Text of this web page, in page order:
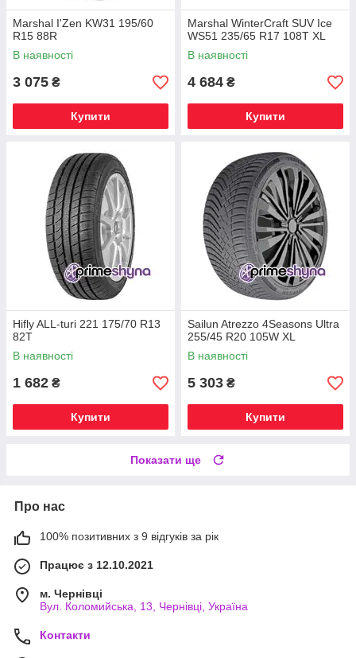
Marshal I'Zen KW31 195/60
R15 88R
В наявності
3 075 ₴
Купити
Marshal WinterCraft SUV Ice
WS51 235/65 R17 108T XL
В наявності
4 684 ₴
Купити
Hifly ALL-turi 221 175/70 R13
82T
В наявності
1 682 ₴
Купити
Sailun Atrezzo 4Seasons Ultra
255/45 R20 105W XL
В наявності
5 303 ₴
Купити
Показати ще
Про нас
100% позитивних з 9 відгуків за рік
Працює з 12.10.2021
м. Чернівці
Вул. Коломийська, 13, Чернівці, Україна
Контакти